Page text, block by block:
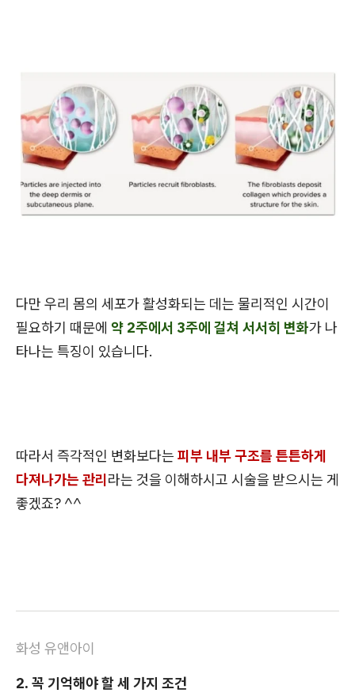
다만 우리 몸의 세포가 활성화되는 데는 물리적인 시간이
필요하기 때문에 약 2주에서 3주에 걸쳐 서서히 변화가 나
타나는 특징이 있습니다.
따라서 즉각적인 변화보다는 피부 내부 구조를 튼튼하게
다져나가는 관리라는 것을 이해하시고 시술을 받으시는 게
좋겠죠? ^^
화성 유앤아이
2. 꼭 기억해야 할 세 가지 조건